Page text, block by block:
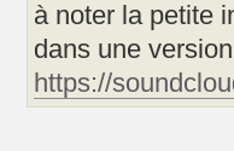
à noter la petite
dans une
https://